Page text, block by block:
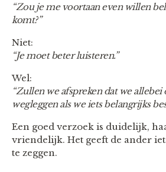
“Zou je me voortaan even willen
komt?”
Niet:
“Je moet beter luisteren.”
Wel:
“Zullen we afspreken dat we
wegleggen als we iets belangrijks
Een goed verzoek is duidelijk,
vriendelijk. Het geeft de ander
te zeggen.